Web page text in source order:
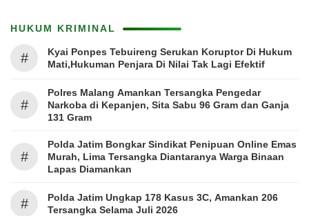
HUKUM KRIMINAL
#
Kyai Ponpes Tebuireng Serukan Koruptor Di Hukum
Mati,Hukuman Penjara Di Nilai Tak Lagi Efektif
#
Polres Malang Amankan Tersangka Pengedar
Narkoba di Kepanjen, Sita Sabu 96 Gram dan Ganja
131 Gram
#
Polda Jatim Bongkar Sindikat Penipuan Online Emas
Murah, Lima Tersangka Diantaranya Warga Binaan
Lapas Diamankan
#
Polda Jatim Ungkap 178 Kasus 3C, Amankan 206
Tersangka Selama Juli 2026